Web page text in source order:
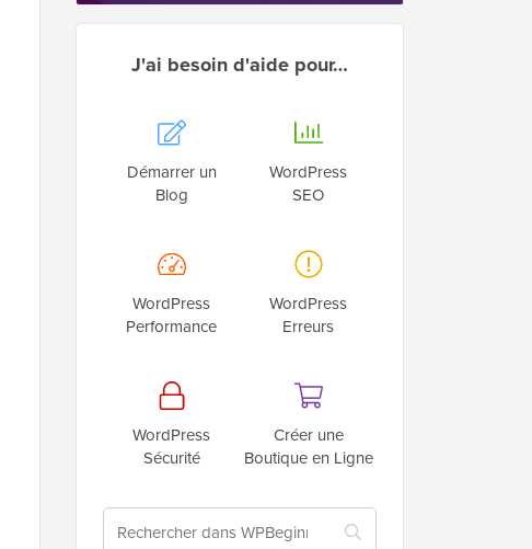
J'ai besoin d'aide pour…
Démarrer un
Blog
WordPress
SEO
WordPress
Performance
WordPress
Erreurs
WordPress
Sécurité
Créer une
Boutique en Ligne